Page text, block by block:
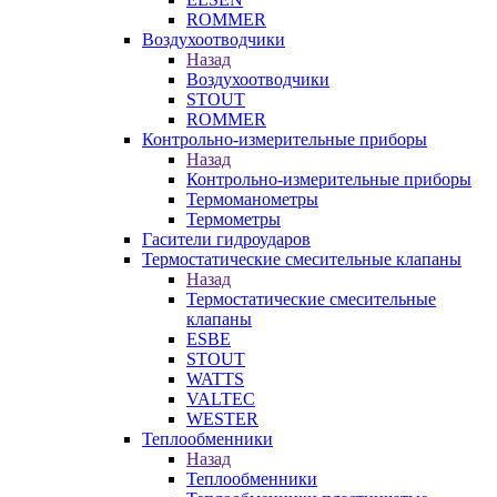
ROMMER
Воздухоотводчики
Назад
Воздухоотводчики
STOUT
ROMMER
Контрольно-измерительные приборы
Назад
Контрольно-измерительные приборы
Термоманометры
Термометры
Гасители гидроударов
Термостатические смесительные клапаны
Назад
Термостатические смесительные
клапаны
ESBE
STOUT
WATTS
VALTEC
WESTER
Теплообменники
Назад
Теплообменники